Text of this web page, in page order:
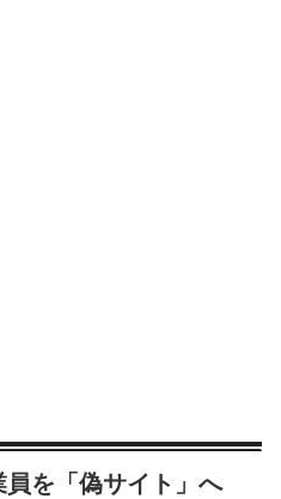
を「偽サイト」へ